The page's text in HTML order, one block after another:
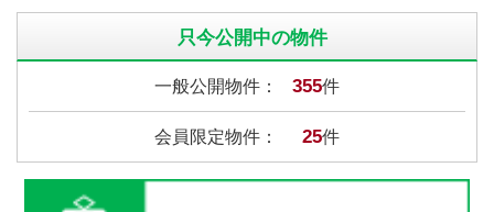
只今公開中の物件
一般公開物件： 355件
会員限定物件： 25件